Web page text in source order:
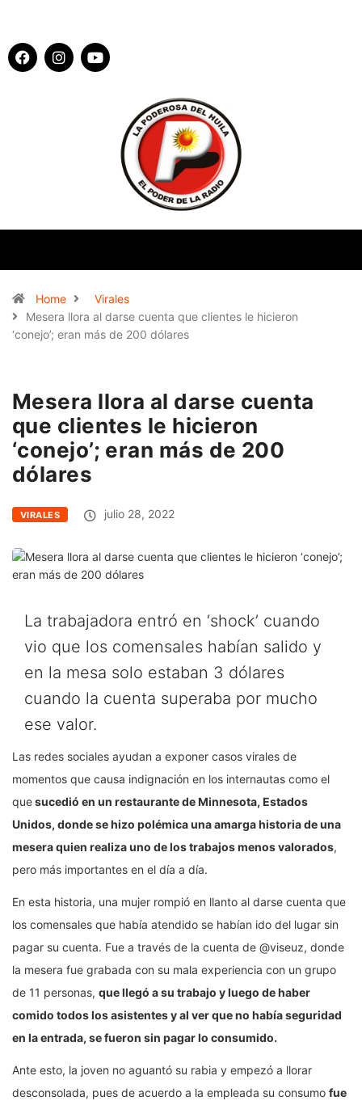
Home
Virales
Mesera llora al darse cuenta que clientes le hicieron
‘conejo’; eran más de 200 dólares
Mesera llora al darse cuenta
que clientes le hicieron
‘conejo’; eran más de 200
dólares
VIRALES julio 28, 2022
La trabajadora entró en ‘shock’ cuando
vio que los comensales habían salido y
en la mesa solo estaban 3 dólares
cuando la cuenta superaba por mucho
ese valor.
Las redes sociales ayudan a exponer casos virales de
momentos que causa indignación en los internautas como el
quesucedió en un restaurante de Minnesota, Estados
Unidos, donde se hizo polémica una amarga historia de una
mesera quien realiza uno de los trabajos menos valorados,
pero más importantes en el día a día.
En esta historia, una mujer rompió en llanto al darse cuenta que
los comensales que había atendido se habían ido del lugar sin
pagar su cuenta. Fue a través de la cuenta de @viseuz, donde
la mesera fue grabada con su mala experiencia con un grupo
de 11 personas, que llegó a su trabajo y luego de haber
comido todos los asistentes y al ver que no había seguridad
en la entrada, se fueron sin pagar lo consumido.
Ante esto, la joven no aguantó su rabia y empezó a llorar
desconsolada, pues de acuerdo a la empleada su consumo fue